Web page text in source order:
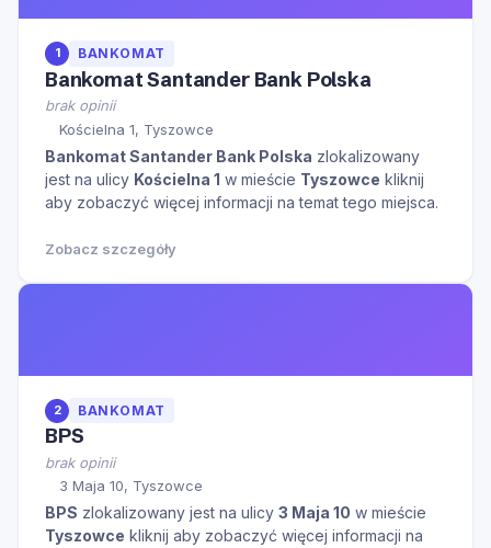
1 BANKOMAT
Bankomat Santander Bank Polska
brak opinii
Kościelna 1, Tyszowce
Bankomat Santander Bank Polska zlokalizowany
jest na ulicy Kościelna 1 w mieście Tyszowce kliknij
aby zobaczyć więcej informacji na temat tego miejsca.
Zobacz szczegóły
2 BANKOMAT
BPS
brak opinii
3 Maja 10, Tyszowce
BPS zlokalizowany jest na ulicy 3 Maja 10 w mieście
Tyszowce kliknij aby zobaczyć więcej informacji na